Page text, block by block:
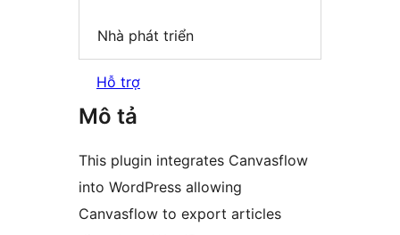
Nhà phát triển
Hỗ trợ
Mô tả
This plugin integrates Canvasflow
into WordPress allowing
Canvasflow to export articles